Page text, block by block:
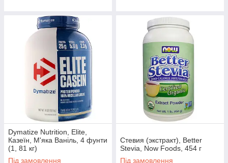
Dymatize Nutrition, Elite,
Казеїн, М'яка Ваніль, 4 фунти
(1, 81 кг)
Під замовлення
Стевия (экстракт), Better
Stevia, Now Foods, 454 г
Під замовлення